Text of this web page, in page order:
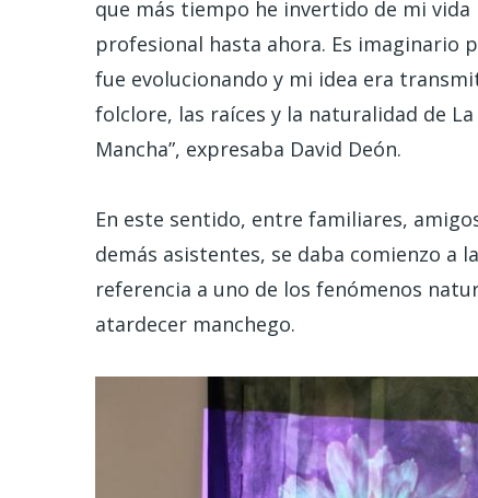
que más tiempo he invertido de mi vida
profesional hasta ahora. Es imaginario
fue evolucionando y mi idea era
folclore, las raíces y la naturalidad de La
Mancha”, expresaba David Deón.
En este sentido, entre familiares,
demás asistentes, se daba comienzo a
referencia a uno de los fenómenos
atardecer manchego.